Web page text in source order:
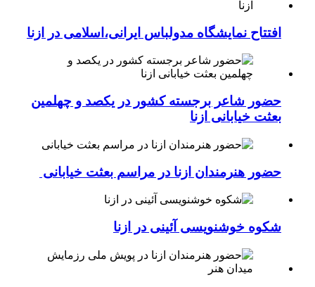
افتتاح نمایشگاه مدولباس ایرانی،اسلامی در ازنا
حضور شاعر برجسته کشور در یکصد و چهلمین
بعثت خیابانی ازنا
حضور هنرمندان ازنا در مراسم بعثت خیابانی
شکوه خوشنویسی آئینی در ازنا